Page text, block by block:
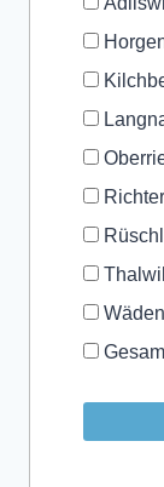
Thalwil